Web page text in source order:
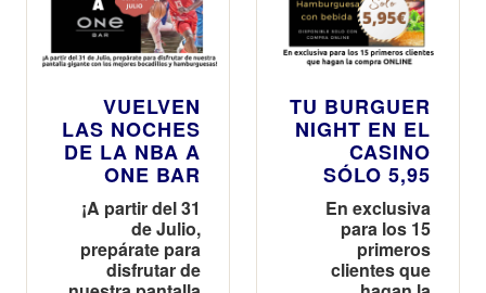
VUELVEN
LAS NOCHES
DE LA NBA A
ONE BAR
¡A partir del 31
de Julio,
prepárate para
disfrutar de
TU BURGUER
NIGHT EN EL
CASINO
SÓLO 5,95
En exclusiva
para los 15
primeros
clientes que